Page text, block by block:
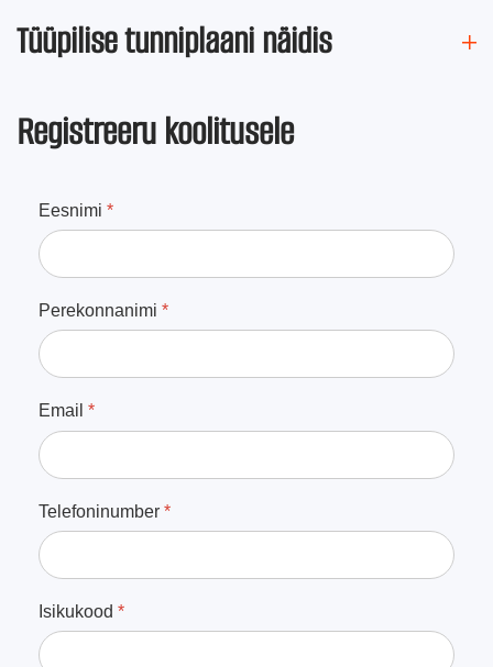
Tüüpilise tunniplaani näidis
Registreeru koolitusele
Eesnimi *
Perekonnanimi *
Email *
Telefoninumber *
Isikukood *